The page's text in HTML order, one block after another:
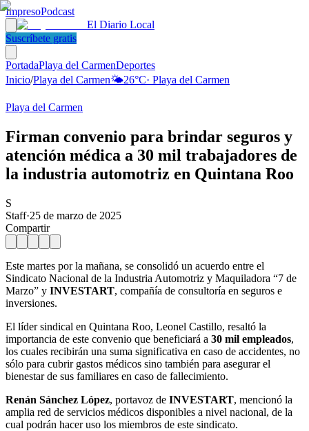
ImpresoPodcast
El Diario Local
Suscríbete gratis
PortadaPlaya del CarmenDeportes
Inicio/Playa del Carmen🌤️26°C· Playa del Carmen
Playa del Carmen
Firman convenio para brindar seguros y
atención médica a 30 mil trabajadores de
la industria automotriz en Quintana Roo
S
Staff·25 de marzo de 2025
Compartir
Este martes por la mañana, se consolidó un acuerdo entre el
Sindicato Nacional de la Industria Automotriz y Maquiladora “7 de
Marzo” y INVESTART, compañía de consultoría en seguros e
inversiones.
El líder sindical en Quintana Roo, Leonel Castillo, resaltó la
importancia de este convenio que beneficiará a 30 mil empleados,
los cuales recibirán una suma significativa en caso de accidentes, no
sólo para cubrir gastos médicos sino también para asegurar el
bienestar de sus familiares en caso de fallecimiento.
Renán Sánchez López, portavoz de INVESTART, mencionó la
amplia red de servicios médicos disponibles a nivel nacional, de la
cual podrán hacer uso los miembros de este sindicato.